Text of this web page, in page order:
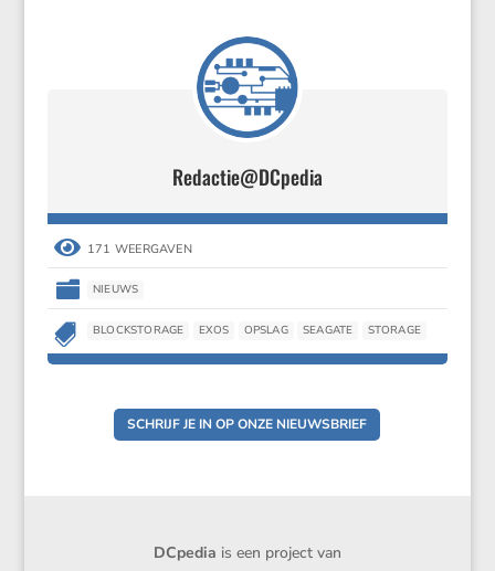
Redactie@DCpedia
 171 WEERGAVEN
 NIEUWS
 BLOCKSTORAGE EXOS OPSLAG SEAGATE STORAGE
SCHRIJF JE IN OP ONZE NIEUWSBRIEF
DCpedia is een project van